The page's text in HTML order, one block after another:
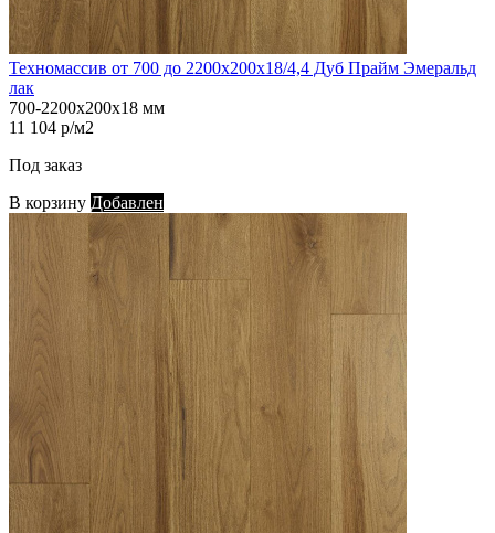
Техномассив от 700 до 2200х200х18/4,4 Дуб Прайм Эмеральд
лак
700-2200х200х18 мм
11 104 р/м2
Под заказ
В корзину Добавлен